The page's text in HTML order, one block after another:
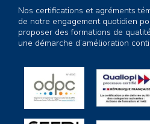
Nos certifications et agréments
de notre engagement quotidien
proposer des formations de
une démarche d’amélioration